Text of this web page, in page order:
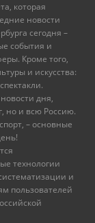
которая
новости
сегодня –
события и
Кроме того,
и искусства:
дня,
но и всю Россию.
– основные
технологии
и
пользователей